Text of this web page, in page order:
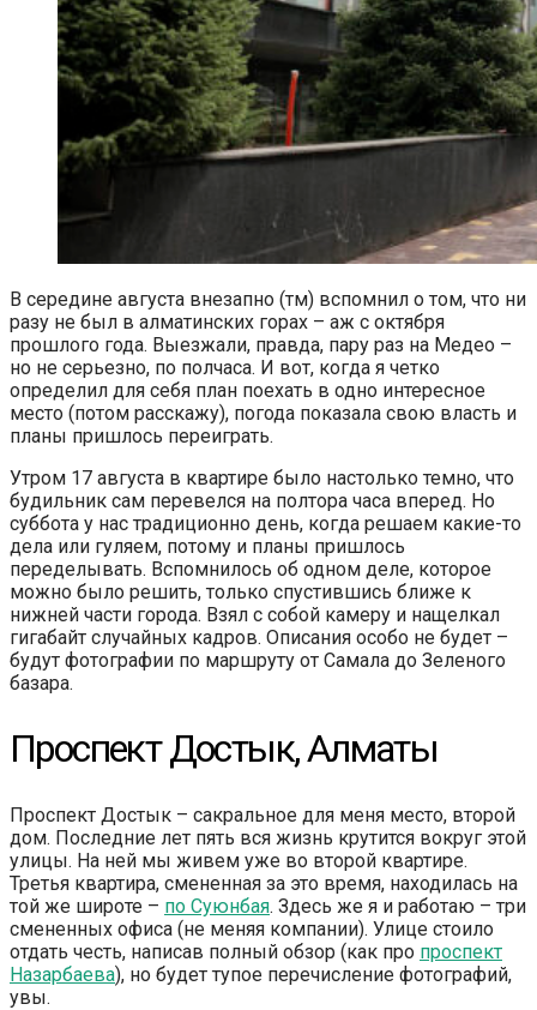
В середине августа внезапно (тм) вспомнил о том, что ни
разу не был в алматинских горах – аж с октября
прошлого года. Выезжали, правда, пару раз на Медео –
но не серьезно, по полчаса. И вот, когда я четко
определил для себя план поехать в одно интересное
место (потом расскажу), погода показала свою власть и
планы пришлось переиграть.
Утром 17 августа в квартире было настолько темно, что
будильник сам перевелся на полтора часа вперед. Но
суббота у нас традиционно день, когда решаем какие-то
дела или гуляем, потому и планы пришлось
переделывать. Вспомнилось об одном деле, которое
можно было решить, только спустившись ближе к
нижней части города. Взял с собой камеру и нащелкал
гигабайт случайных кадров. Описания особо не будет –
будут фотографии по маршруту от Самала до Зеленого
базара.
Проспект Достык, Алматы
Проспект Достык – сакральное для меня место, второй
дом. Последние лет пять вся жизнь крутится вокруг этой
улицы. На ней мы живем уже во второй квартире.
Третья квартира, смененная за это время, находилась на
той же широте – по Суюнбая. Здесь же я и работаю – три
смененных офиса (не меняя компании). Улице стоило
отдать честь, написав полный обзор (как про проспект
Назарбаева), но будет тупое перечисление фотографий,
увы.